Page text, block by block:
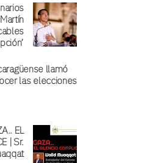
llamó
las elecciones
EL
| Sr.